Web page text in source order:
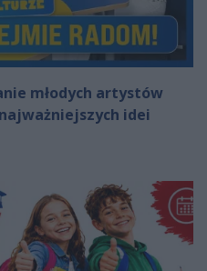
młodych artystów
idei